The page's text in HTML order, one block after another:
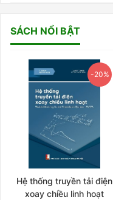
SÁCH NỔI BẬT
-20%
Hệ thống truyền tải điện
xoay chiều linh hoạt